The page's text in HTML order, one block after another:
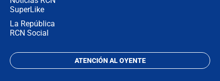
SuperLike
La República
RCN Social
ATENCIÓN AL OYENTE